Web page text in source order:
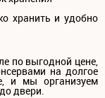
хранить и удобно
по выгодной цене,
на долгое
и мы организуем
двери.